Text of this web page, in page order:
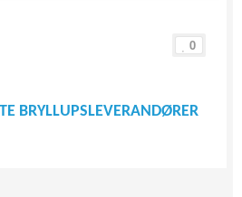
0
BRYLLUPSLEVERANDØRER